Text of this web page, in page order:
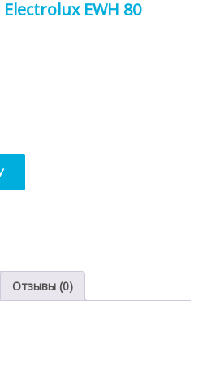
EWH 80
Отзывы (0)